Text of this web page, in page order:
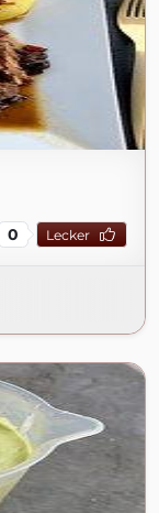
0 Lecker